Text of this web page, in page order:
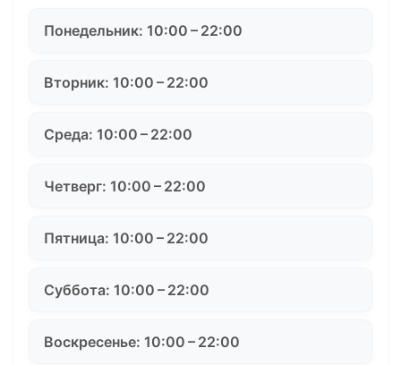
Понедельник: 10:00 – 22:00
Вторник: 10:00 – 22:00
Среда: 10:00 – 22:00
Четверг: 10:00 – 22:00
Пятница: 10:00 – 22:00
Суббота: 10:00 – 22:00
Воскресенье: 10:00 – 22:00